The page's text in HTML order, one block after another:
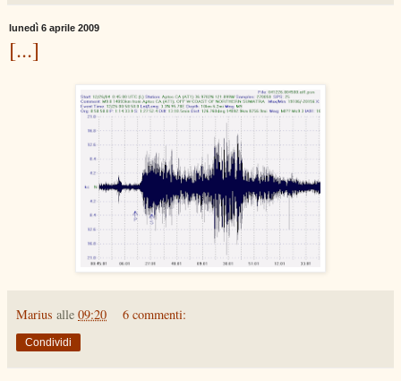
lunedì 6 aprile 2009
[...]
Marius alle 09:20 6 commenti:
Condividi